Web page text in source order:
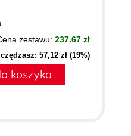
zestawu: 237.67 zł
57,12 zł (19%)
koszyka